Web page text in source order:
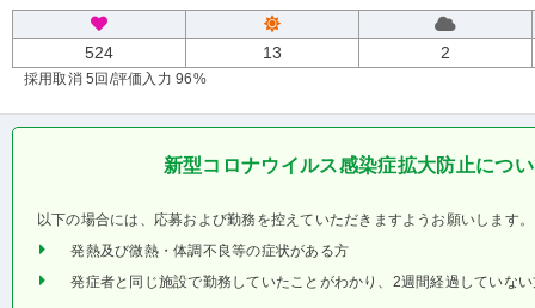
524 13 2
採用取消 5回 /評価入力 96%
新型コロナウイルス感染症拡大防止につ
以下の場合には、応募および勤務を控えていただきますようお願いします。
発熱及び微熱・体調不良等の症状がある方
発症者と同じ施設で勤務していたことがわかり、2週間経過していな